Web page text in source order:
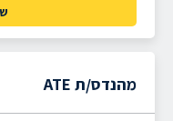
מהנדס/ת ATE